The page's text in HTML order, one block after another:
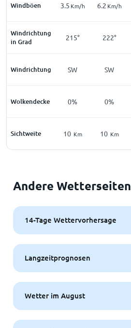
Windböen 3.5 Km/h 6.2 Km/h
Windrichtung
in Grad
215° 222°
Windrichtung SW SW
Wolkendecke 0% 0%
Sichtweite 10 Km 10 Km
Andere Wetterseiten
14-Tage Wettervorhersage
Langzeitprognosen
Wetter im August